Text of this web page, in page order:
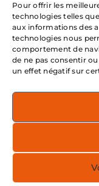
Pour offrir les
technologies telles
aux informations des
technologies nous
comportement de
de ne pas consentir
un effet négatif sur
Lundi : 7h –
Mardi : 7h –
Mercredi :
Jeudi : 7h –
Service
Note : Nous
relations en